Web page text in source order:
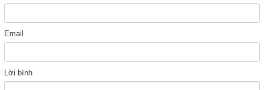
Email
Lời bình